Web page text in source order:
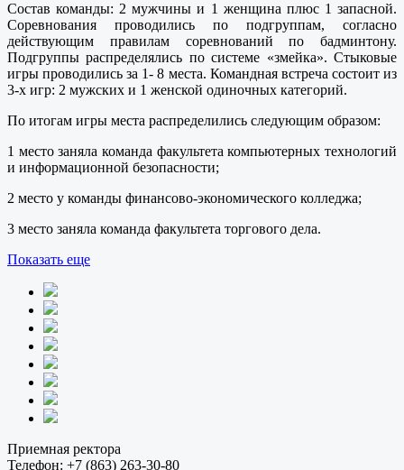
Состав команды: 2 мужчины и 1 женщина плюс 1 запасной.
Соревнования проводились по подгруппам, согласно
действующим правилам соревнований по бадминтону.
Подгруппы распределялись по системе «змейка». Стыковые
игры проводились за 1- 8 места. Командная встреча состоит из
3-х игр: 2 мужских и 1 женской одиночных категорий.
По итогам игры места распределились следующим образом:
1 место заняла команда факультета компьютерных технологий
и информационной безопасности;
2 место у команды финансово-экономического колледжа;
3 место заняла команда факультета торгового дела.
Показать еще
Приемная ректора
Телефон: +7 (863) 263-30-80